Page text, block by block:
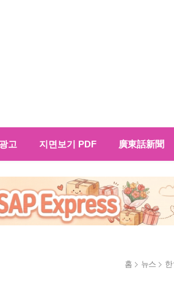
고 지면보기 PDF 廣東話新聞
홈 뉴스